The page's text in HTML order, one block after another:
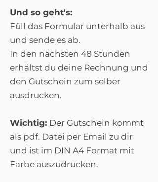
Und so geht's:
Füll das Formular unterhalb aus
und sende es ab.
In den nächsten 48 Stunden
erhältst du deine Rechnung und
den Gutschein zum selber
ausdrucken.
Wichtig: Der Gutschein kommt
als pdf. Datei per Email zu dir
und ist im DIN A4 Format mit
Farbe auszudrucken.